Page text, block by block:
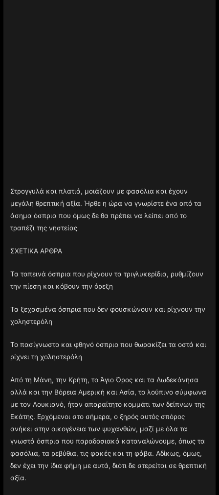
Στρογγυλά και πλατιά, μοιάζουν με φασόλια και έχουν
μεγάλη θρεπτική αξία. Ήρθε η ώρα να γνωρίστε ένα από τα
άσημα όσπρια που όμως δε θα πρέπει να λείπει από το
τραπέζι της νηστείας
ΣΧΕΤΙΚΑ ΑΡΘΡΑ
Τα ταπεινά όσπρια που ρίχνουν τα τριγλυκερίδια, ρυθμίζουν
την πίεση και κόβουν την όρεξη
Τα ξεχασμένα όσπρια που δεν φουσκώνουν και ρίχνουν την
χοληστερόλη
Το πασίγνωστο και φθηνό όσπριο που θωρακίζει τα οστά και
ρίχνει τη χοληστερόλη
Από τη Μάνη, την Κρήτη, το Άγιο Όρος και τα Δωδεκάνησα
αλλά και την Βόρεια Αμερική και Ασία, το λούπινο σύμφωνα
με τον Λουκιανό, ήταν απαραίτητο κομμάτι των δείπνων της
Εκάτης. Ερχόμενοι στο σήμερα, ο ξηρός αυτός σπόρος
ανήκει στην οικογένεια των ψυχανθών, μαζί με όλα τα
γνωστά όσπρια που παραδοσιακά καταναλώνουμε, όπως τα
φασόλια, τα ρεβύθια, τις φακές και τη φάβα. Αδίκως, όμως,
δεν έχει την ίδια φήμη με αυτά, διότι δε στερείται σε θρεπτική
αξία.